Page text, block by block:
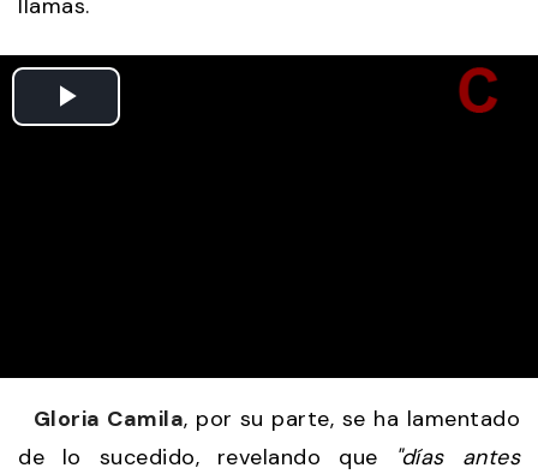
Gloria Camila, por su parte, se ha lamentado
de lo sucedido, revelando que
"días antes